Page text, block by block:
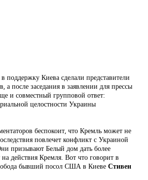
поддержку Киева сделали представители
а после заседания в заявлении для прессы
и совместный групповой ответ:
целостности Украины
беспокоит, что Кремль может не
повлечет конфликт с Украиной
призывают Белый дом дать более
действия Кремля. Вот что говорит в
бывший посол США в Киеве Стивен